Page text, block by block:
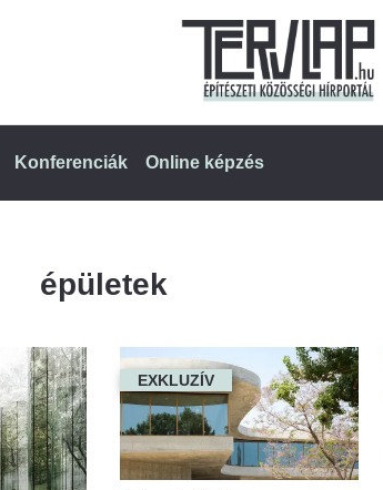
Konferenciák Online képzés
épületek
EXKLUZÍV